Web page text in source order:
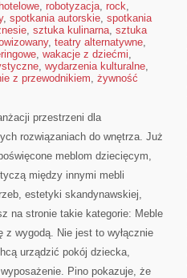
, robotyzacja, rock,
, spotkania autorskie, spotkania
, sztuka kulinarna, sztuka
, teatry alternatywne,
, wakacje z dziećmi,
, wydarzenia kulturalne,
z przewodnikiem, żywność
przestrzeni dla
rozwiązaniach do wnętrza. Już
meblom dziecięcym,
między innymi mebli
estetyki skandynawskiej,
na stronie takie kategorie: Meble
wygodą. Nie jest to wyłącznie
urządzić pokój dziecka,
Pino pokazuje, że